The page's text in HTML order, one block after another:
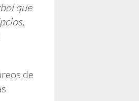
que
de